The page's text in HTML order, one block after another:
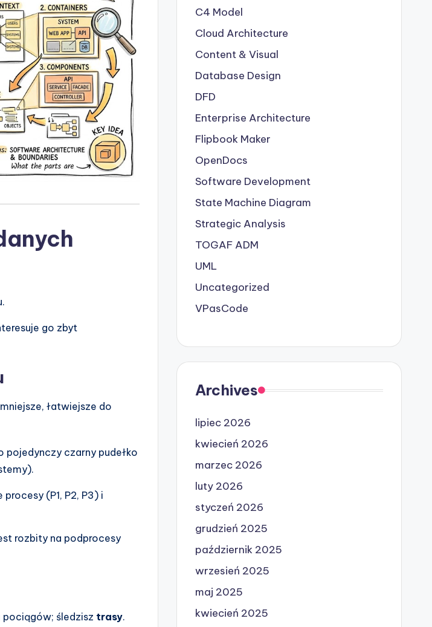
go zbyt
łatwiejsze do
pojedynczy czarny pudełko
(P1, P2, P3) i
rozbity na podprocesy
pociągów; śledzisz trasy.
C4 Model
Cloud Architecture
Content & Visual
Database Design
DFD
Enterprise Architecture
Flipbook Maker
OpenDocs
Software Development
State Machine Diagram
Strategic Analysis
TOGAF ADM
UML
Uncategorized
VPasCode
Archives
lipiec 2026
kwiecień 2026
marzec 2026
luty 2026
styczeń 2026
grudzień 2025
październik 2025
wrzesień 2025
maj 2025
kwiecień 2025